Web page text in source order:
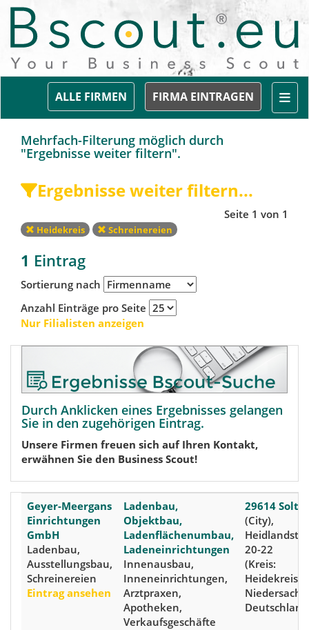
FIRMA EINTRAGEN
ALLE FIRMEN
Mehrfach-Filterung möglich durch
"Ergebnisse weiter filtern".
Ergebnisse weiter filtern...
Seite 1 von 1
Heidekreis Schreinereien
1 Eintrag
Sortierung nach
Anzahl Einträge pro Seite
Nur Filialisten anzeigen
Durch Anklicken eines Ergebnisses gelangen
Sie in den zugehörigen Eintrag.
Unsere Firmen freuen sich auf Ihren Kontakt,
erwähnen Sie den Business Scout!
Geyer-Meergans
Einrichtungen
GmbH
Ladenbau,
Ausstellungsbau,
Schreinereien
Eintrag ansehen
Ladenbau,
Objektbau,
Ladenflächenumbau,
Ladeneinrichtungen
Innenausbau,
Inneneinrichtungen,
Arztpraxen,
Apotheken,
Verkaufsgeschäfte
29614
(City),
20-22
(Kreis:
Heidekreis)
Deutschland